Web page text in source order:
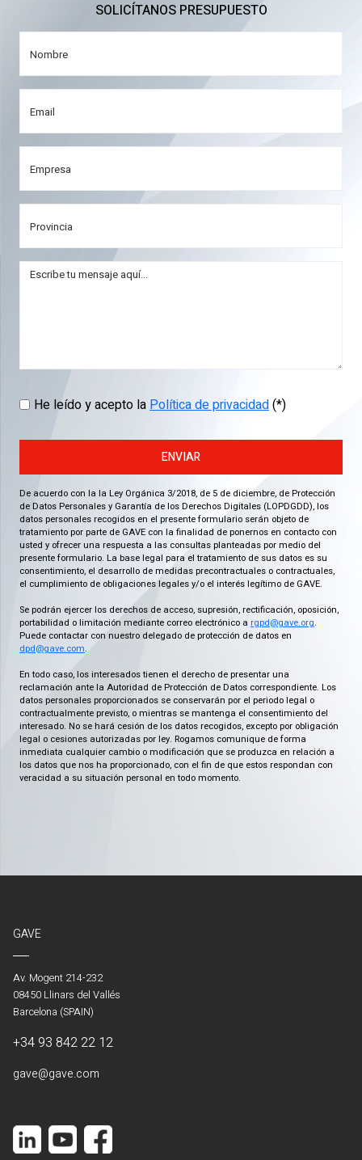
SOLICÍTANOS PRESUPUESTO
He leído y acepto laPolítica de privacidad(*)
ENVIAR
De acuerdo con la la Ley Orgánica 3/2018, de 5 de diciembre, de Protección
de Datos Personales y Garantía de los Derechos Digitales (LOPDGDD), los
datos personales recogidos en el presente formulario serán objeto de
tratamiento por parte de GAVE con la finalidad de ponernos en contacto con
usted y ofrecer una respuesta a las consultas planteadas por medio del
presente formulario. La base legal para el tratamiento de sus datos es su
consentimiento, el desarrollo de medidas precontractuales o contractuales,
el cumplimiento de obligaciones legales y/o el interés legítimo de GAVE.
Se podrán ejercer los derechos de acceso, supresión, rectificación, oposición,
portabilidad o limitación mediante correo electrónico a rgpd@gave.org.
Puede contactar con nuestro delegado de protección de datos en
dpd@gave.com.
En todo caso, los interesados tienen el derecho de presentar una
reclamación ante la Autoridad de Protección de Datos correspondiente. Los
datos personales proporcionados se conservarán por el periodo legal o
contractualmente previsto, o mientras se mantenga el consentimiento del
interesado. No se hará cesión de los datos recogidos, excepto por obligación
legal o cesiones autorizadas por ley. Rogamos comunique de forma
inmediata cualquier cambio o modificación que se produzca en relación a
los datos que nos ha proporcionado, con el fin de que estos respondan con
veracidad a su situación personal en todo momento.
GAVE
Av. Mogent 214-232
08450 Llinars del Vallés
Barcelona (SPAIN)
+34 93 842 22 12
gave@gave.com